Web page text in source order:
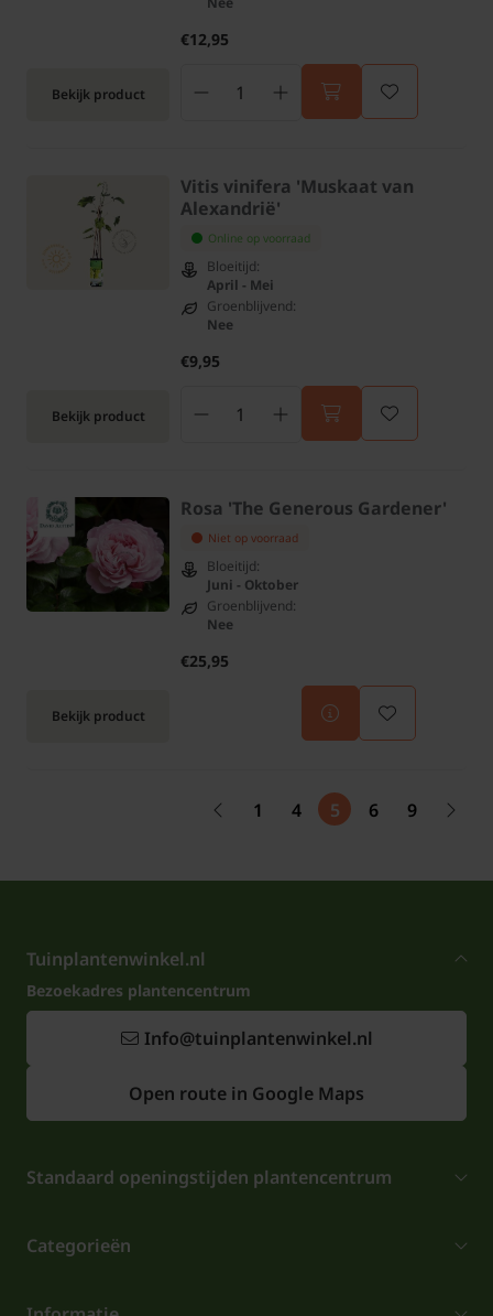
Bekijk product
€12,95
Bekijk product
Vitis vinifera 'Muskaat van
Alexandrië'
Online op voorraad
Bloeitijd:
April - Mei
Groenblijvend:
Nee
€9,95
Bekijk product
Rosa 'The Generous Gardener'
Niet op voorraad
Bloeitijd:
Juni - Oktober
Groenblijvend:
Nee
€25,95
1 4 5 6 9
Tuinplantenwinkel.nl
Bezoekadres plantencentrum
Info@tuinplantenwinkel.nl
Open route in Google Maps
Standaard openingstijden plantencentrum
Categorieën